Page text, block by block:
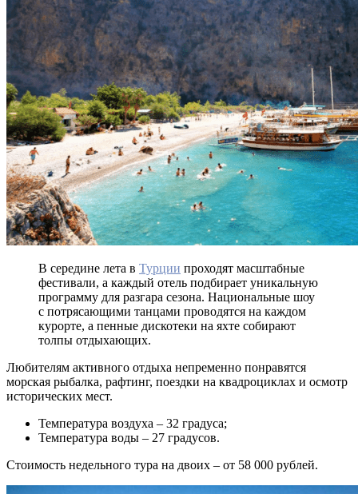
В середине лета в Турции проходят масштабные
фестивали, а каждый отель подбирает уникальную
программу для разгара сезона. Национальные шоу
с потрясающими танцами проводятся на каждом
курорте, а пенные дискотеки на яхте собирают
толпы отдыхающих.
Любителям активного отдыха непременно понравятся
морская рыбалка, рафтинг, поездки на квадроциклах и осмотр
исторических мест.
Температура воздуха – 32 градуса;
Температура воды – 27 градусов.
Стоимость недельного тура на двоих – от 58 000 рублей.